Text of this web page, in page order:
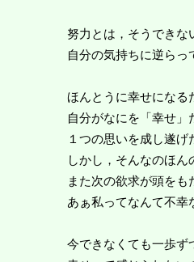
努力とは，そうできな
自分の気持ちに逆らっ
ほんとうに幸せになる
自分がなにを「幸せ」
１つの思いを成し遂げ
しかし，そんなのほん
また次の欲求が頭を
あぁ私ってなんて不幸
今できなくても一歩ず